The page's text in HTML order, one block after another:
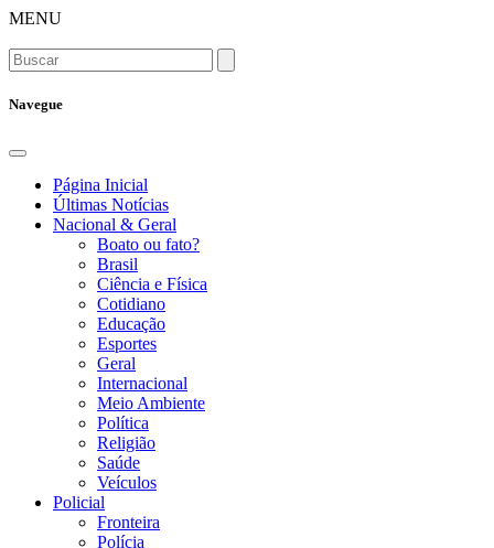
MENU
Navegue
Página Inicial
Últimas Notícias
Nacional & Geral
Boato ou fato?
Brasil
Ciência e Física
Cotidiano
Educação
Esportes
Geral
Internacional
Meio Ambiente
Política
Religião
Saúde
Veículos
Policial
Fronteira
Polícia